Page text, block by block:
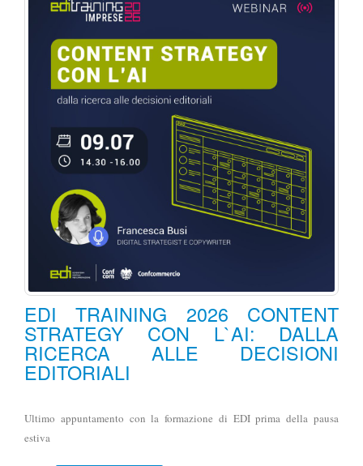
EDI TRAINING 2026 CONTENT
STRATEGY CON L`AI: DALLA
RICERCA ALLE DECISIONI
EDITORIALI
Ultimo appuntamento con la formazione di EDI prima della pausa
estiva